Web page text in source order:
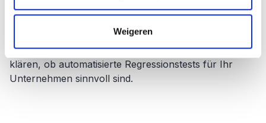
Weigeren
für automatisiertes Testen zu implementieren.
automatisierten Testwerkzeugen.
mituns auf, um in einem unverbindlichen Gespräch zu
klären, ob automatisierte Regressionstests für Ihr
Unternehmen sinnvoll sind.